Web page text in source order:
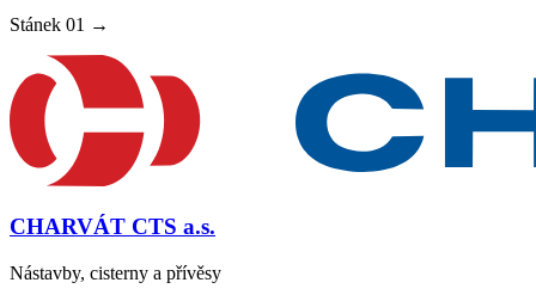
Stánek 01 →
CHARVÁT CTS a.s.
Nástavby, cisterny a přívěsy